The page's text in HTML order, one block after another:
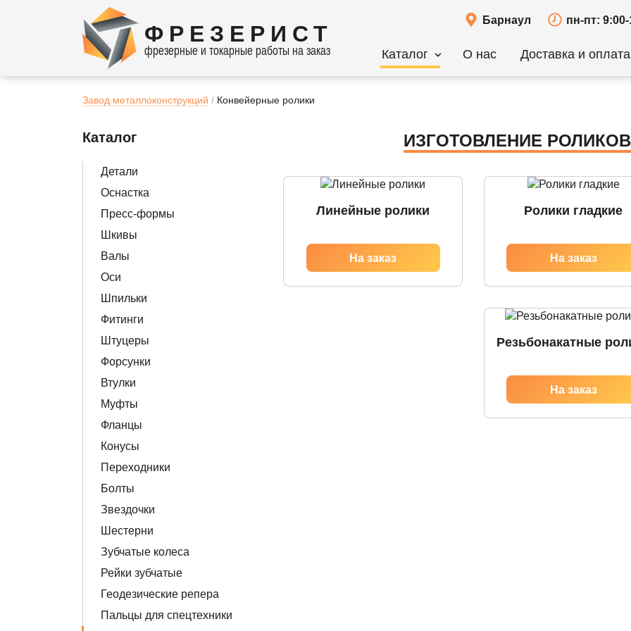
ФРЕЗЕРИСТ
фрезерные и токарные работы на заказ
Барнаул пн-пт:
Каталог О нас Доставка и оплата
Завод металлоконструкций Конвейерные ролики
Каталог
Детали
Оснастка
Пресс-формы
Шкивы
Валы
Оси
Шпильки
Фитинги
Штуцеры
Форсунки
Втулки
Муфты
Фланцы
Конусы
Переходники
Болты
Звездочки
Шестерни
Зубчатые колеса
Рейки зубчатые
Геодезические репера
Пальцы для спецтехники
ИЗГОТОВЛЕНИЕ
Линейные ролики Ролики гладкие
Резьбонакатные